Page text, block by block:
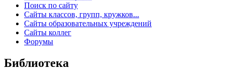
Поиск по сайту
Сайты классов, групп, кружков...
Сайты образовательных учреждений
Сайты коллег
Форумы
Библиотека